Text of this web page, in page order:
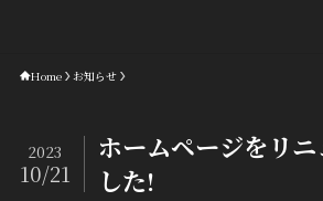
Home お知らせ
ホームページをリ
した!
2023
10/21